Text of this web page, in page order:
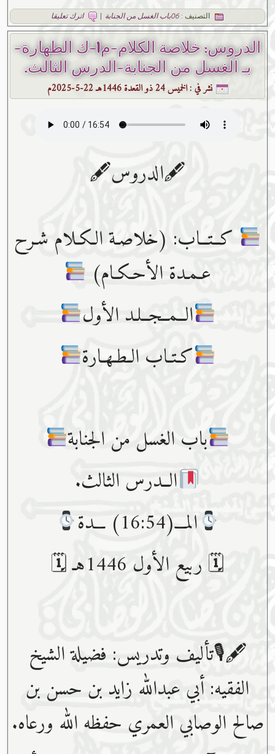
التصنيف :06باب الغسل من الجنابة | اترك تعليقا
الدروس: خلاصة الكلام-م1-ك الطهارة-
بـ الغسل من الجنابة-الدرس الثالث.
نشر في :الخميس 24 ذو القعدة 1446هـ 22-5-2025م
🖋الدروس🖋
كــتــاب: (خلاصـة الـكـلام شـرح
عـمـدة الأحـكـام)
الــمــجــلـد الأول
كـتـاب الـطـهـارة
باب الغسل من الجنابة
الــدرس الثالث.
المـــ(16:54) ـــدة
🗓 ربيع الأول 1446هـ 🗓
🖋🎙تأليف وتدريس: فضيلة الشيخ
الفقيه: أبي عبدﷲ زايد بن حسن بن
صالح الوصابي العمري حفظه ﷲ ورعاه.